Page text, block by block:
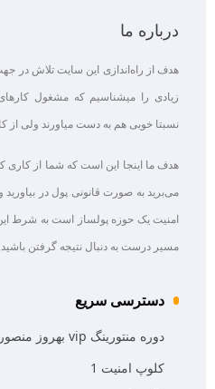
درباره ما
هدف از راه‌اندازی این سایت تلاش در
زیادی را میشناسیم که مشغول
نسبتا خوبی هم به دست میاورند ولی از
هدف ما اینجا این است که شما از کاری
می‌برید به صورت قانونی پول در
امنیت یک حوزه پولساز است به شرط
مسیر درست به دنبال نتیجه گرفتن باشید.
دسترسی سریع
دوره منتورینگ vip بهروز منصوری
کلوپ امنیت 1